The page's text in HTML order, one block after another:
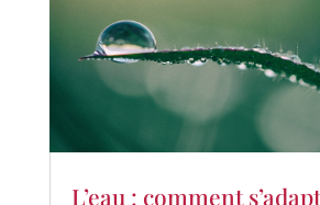
L’eau : comment